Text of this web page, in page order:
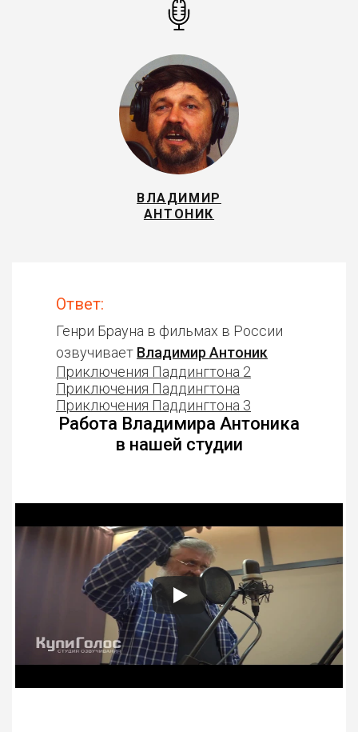
ВЛАДИМИР
АНТОНИК
Ответ:
Генри Брауна в фильмах в России
озвучивает Владимир Антоник
Приключения Паддингтона 2
Приключения Паддингтона
Приключения Паддингтона 3
Работа Владимира Антоника
в нашей студии